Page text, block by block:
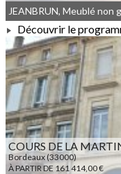
À PARTIR DE 201
JEANBRUN, Meublé non
Découvrir le
COURS DE LA
Bordeaux (33000)
À PARTIR DE 161 414,00 €